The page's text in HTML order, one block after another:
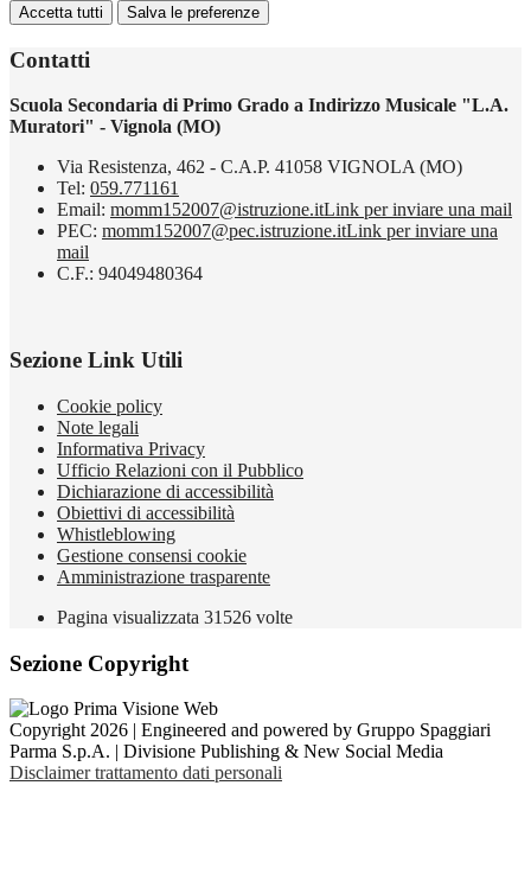
Accetta tutti Salva le preferenze
Contatti
Scuola Secondaria di Primo Grado a Indirizzo Musicale "L.A.
Muratori" - Vignola (MO)
Via Resistenza, 462 - C.A.P. 41058 VIGNOLA (MO)
Tel: 059.771161
Email: momm152007@istruzione.itLink per inviare una mail
PEC: momm152007@pec.istruzione.itLink per inviare una
mail
C.F.: 94049480364
Sezione Link Utili
Cookie policy
Note legali
Informativa Privacy
Ufficio Relazioni con il Pubblico
Dichiarazione di accessibilità
Obiettivi di accessibilità
Whistleblowing
Gestione consensi cookie
Amministrazione trasparente
Pagina visualizzata 31526 volte
Sezione Copyright
Copyright 2026 | Engineered and powered by Gruppo Spaggiari
Parma S.p.A. | Divisione Publishing & New Social Media
Disclaimer trattamento dati personali